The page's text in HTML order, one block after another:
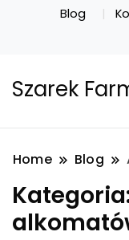
Blog
Szarek
Home Blog